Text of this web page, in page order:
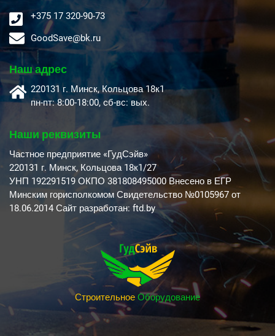
+375 17 320-90-73
GoodSave@bk.ru
Наш адрес
220131 г. Минск, Кольцова 18к1
пн-пт: 8:00-18:00, cб-вс: вых.
Наши реквизиты
Частное предприятие «ГудСэйв»
220131 г. Минск, Кольцова 18к1/27
УНП 192291519 ОКПО 381808495000 Внесено в ЕГР
Минским горисполкомом Свидетельство №0105967 от
18.06.2014 Сайт разработан: ftd.by
Строительное Оборудование